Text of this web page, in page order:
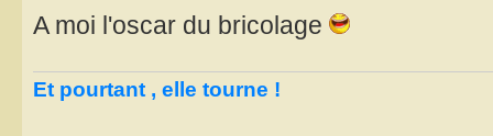
A moi l'oscar du bricolage
Et pourtant , elle tourne !